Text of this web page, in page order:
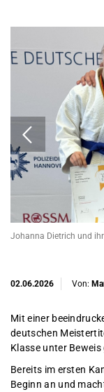
Johanna Dietrich und
02.06.2026 Von:
Mit einer
deutschen
Klasse unter
Bereits im ersten
Beginn an und